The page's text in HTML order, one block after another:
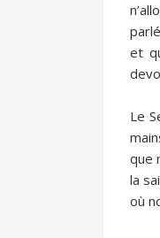
et
Le
que
la
où